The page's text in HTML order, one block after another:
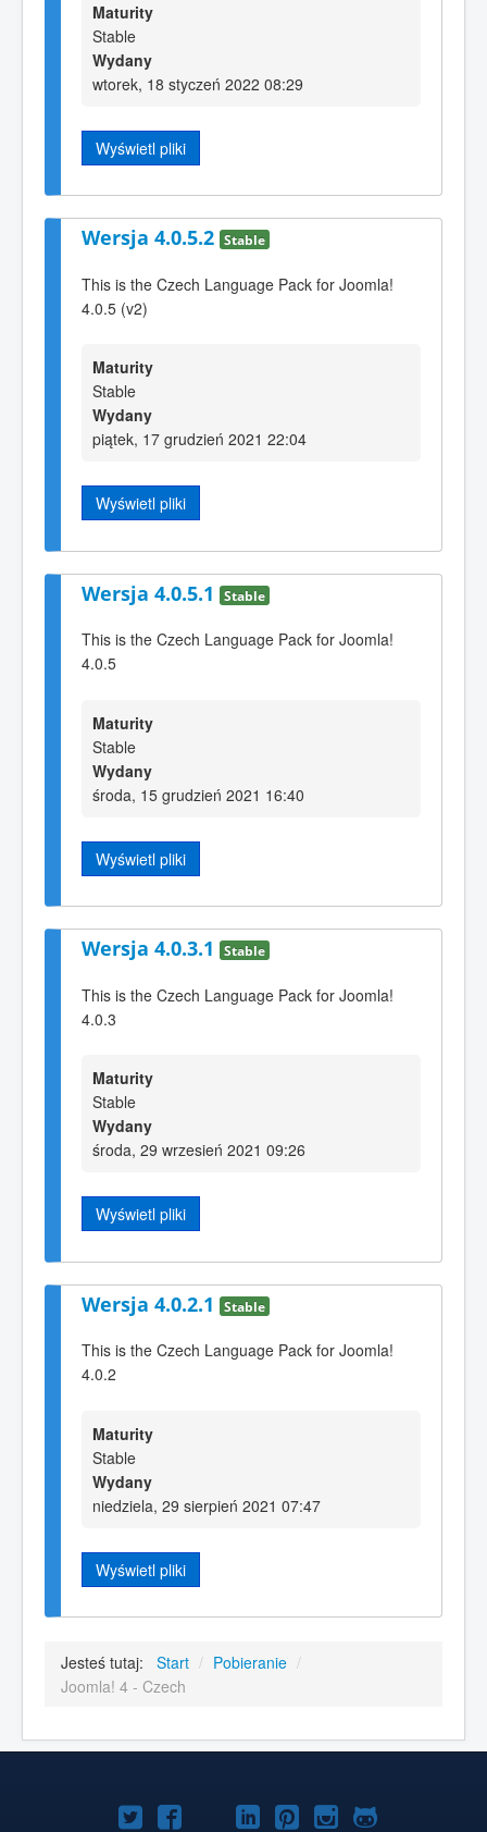
Maturity
Stable
Wydany
wtorek, 18 styczeń 2022 08:29
Wyświetl pliki
Wersja 4.0.5.2 Stable
This is the Czech Language Pack for Joomla!
4.0.5 (v2)
Maturity
Stable
Wydany
piątek, 17 grudzień 2021 22:04
Wyświetl pliki
Wersja 4.0.5.1 Stable
This is the Czech Language Pack for Joomla!
4.0.5
Maturity
Stable
Wydany
środa, 15 grudzień 2021 16:40
Wyświetl pliki
Wersja 4.0.3.1 Stable
This is the Czech Language Pack for Joomla!
4.0.3
Maturity
Stable
Wydany
środa, 29 wrzesień 2021 09:26
Wyświetl pliki
Wersja 4.0.2.1 Stable
This is the Czech Language Pack for Joomla!
4.0.2
Maturity
Stable
Wydany
niedziela, 29 sierpień 2021 07:47
Wyświetl pliki
Jesteś tutaj: Start / Pobieranie /
Joomla! 4 - Czech
Joomla!Joomla!Joomla!
Joomla!Joomla!
Joomla!Joomla!